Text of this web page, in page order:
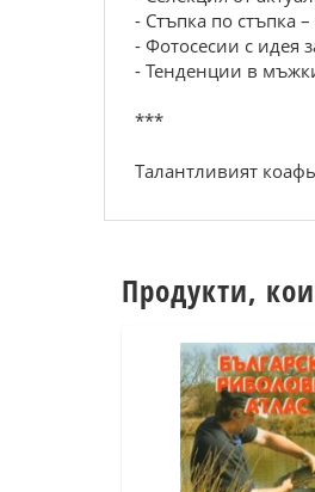
- Стъпка по стъпка
- Фотосесии с идея
- Тенденции в
***
Талантливият
Продукти,